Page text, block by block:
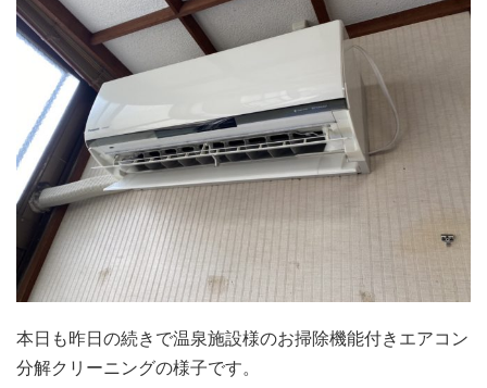
本日も昨日の続きで温泉施設様のお掃除機能付きエアコン
分解クリーニングの様子です。